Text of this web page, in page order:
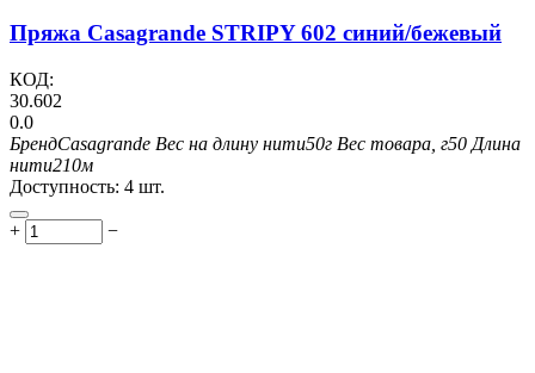
Пряжа Casagrande STRIPY 602 синий/бежевый
КОД:
30.602
0.0
БрендCasagrande Вес на длину нити50г Вес товара, г50 Длина
нити210м
Доступность: 4 шт.
+ −